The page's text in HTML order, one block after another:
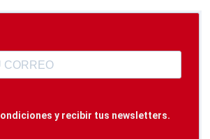
y recibir tus newsletters.